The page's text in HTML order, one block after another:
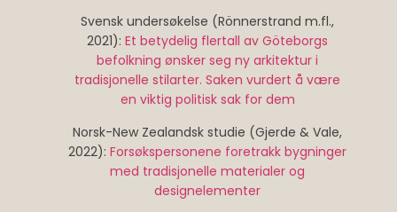
Svensk undersøkelse (Rönnerstrand m.fl.,
2021): Et betydelig flertall av Göteborgs
befolkning ønsker seg ny arkitektur i
tradisjonelle stilarter. Saken vurdert å være
en viktig politisk sak for dem
Norsk-New Zealandsk studie (Gjerde & Vale,
2022): Forsøkspersonene foretrakk bygninger
med tradisjonelle materialer og
designelementer